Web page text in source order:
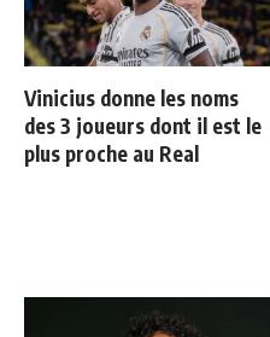
Vinicius donne les noms
des 3 joueurs dont il est le
plus proche au Real